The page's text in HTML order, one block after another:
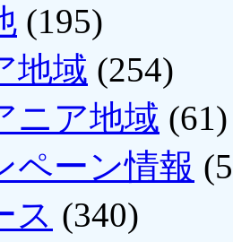
(195)
地域 (254)
ニア地域 (61)
ペーン情報
ス (340)